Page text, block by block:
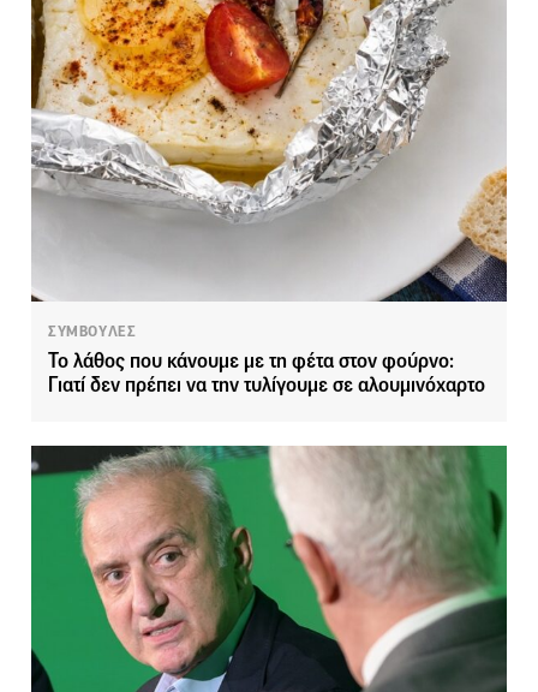
ΣΥΜΒΟΥΛΕΣ
Το λάθος που κάνουμε με τη φέτα στον φούρνο:
Γιατί δεν πρέπει να την τυλίγουμε σε αλουμινόχαρτο